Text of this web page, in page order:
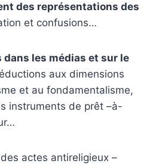
des représentations des
et confusions…
dans les médias et sur le
aux dimensions
et au fondamentalisme,
instruments de prêt –à-
actes antireligieux –